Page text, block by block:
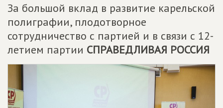
За большой вклад в развитие карельской
полиграфии, плодотворное
сотрудничество с партией и в связи с 12-
летием партии СПРАВЕДЛИВАЯ РОССИЯ